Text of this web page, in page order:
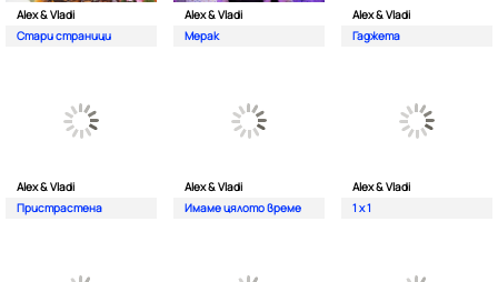
Alex & Vladi
Стари страници
Alex & Vladi
Мерак
Alex & Vladi
Гаджета
Alex & Vladi
Пристрастена
Alex & Vladi
Имаме цялото време
Alex & Vladi
1 x 1